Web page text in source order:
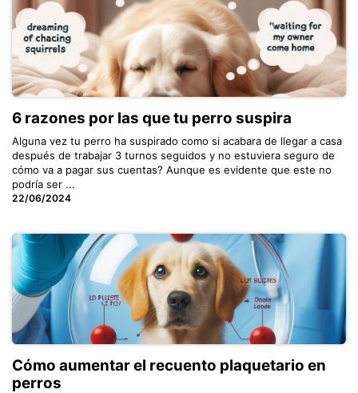
6 razones por las que tu perro suspira
Alguna vez tu perro ha suspirado como si acabara de llegar a casa
después de trabajar 3 turnos seguidos y no estuviera seguro de
cómo va a pagar sus cuentas? Aunque es evidente que este no
podría ser ...
22/06/2024
Cómo aumentar el recuento plaquetario en
perros